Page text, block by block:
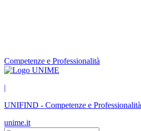
Competenze e Professionalità
|
UNIFIND - Competenze e Professionalità
unime.it